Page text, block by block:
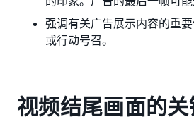
强调有关广告展示内容的重
或行动号召。
视频结尾画面的